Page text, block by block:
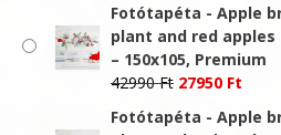
was:
55990 Ft.
is:
Fotótapéta - Apple
plant and red
– 150x105, Premium
42990Ft Original
was:
27950 Ft
is:
Fotótapéta - Apple